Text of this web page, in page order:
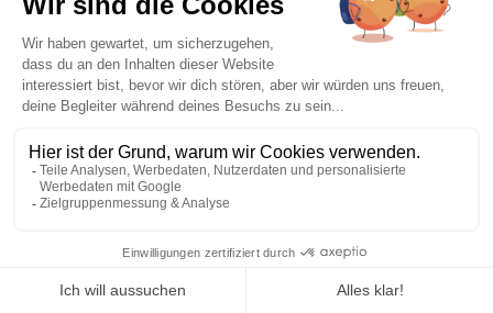
Nicht privatisierte Strecke, Indoor
2 x 8-Minuten-Rennen
Lehrer
und 27 Kurven
Unterstützung durch Ihren englischsprachigen
Reiseführer vor Ort
Die Strecke liegt im Stadtzentrum
Der Reiseführer hilft Ihnen bei der Buchung von
Mein JGA in Bukarest